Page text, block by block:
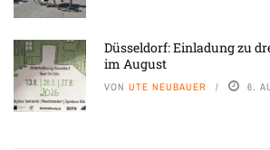
Düsseldorf: Einladung zu
im August
VON UTE NEUBAUER 6.